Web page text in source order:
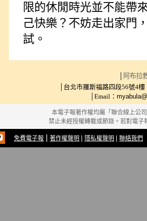
限的休閒時光並不能帶
己快樂？不妨走出家門
試。
阿布拉
│台北市羅斯福路四段56號4
│Email：
本電子報著作權均屬「聯合線上公
禁止未經授權轉載或節錄。若對電
免費電子報 著作權聲明 隱私權聲明 聯絡我們